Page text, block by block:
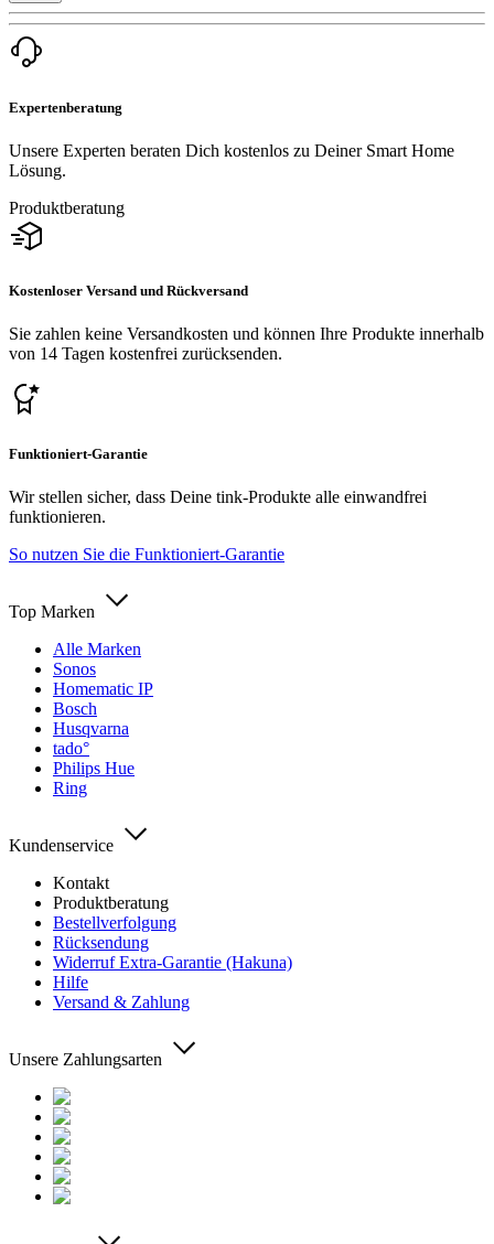
Expertenberatung
Unsere Experten beraten Dich kostenlos zu Deiner Smart Home
Lösung.
Produktberatung
Kostenloser Versand und Rückversand
Sie zahlen keine Versandkosten und können Ihre Produkte innerhalb
von 14 Tagen kostenfrei zurücksenden.
Funktioniert-Garantie
Wir stellen sicher, dass Deine tink-Produkte alle einwandfrei
funktionieren.
So nutzen Sie die Funktioniert-Garantie
Top Marken
Alle Marken
Sonos
Homematic IP
Bosch
Husqvarna
tado°
Philips Hue
Ring
Kundenservice
Kontakt
Produktberatung
Bestellverfolgung
Rücksendung
Widerruf Extra-Garantie (Hakuna)
Hilfe
Versand & Zahlung
Unsere Zahlungsarten